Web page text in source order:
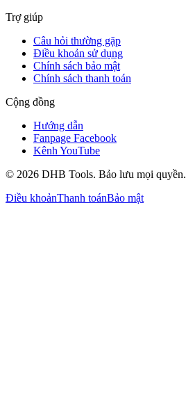
Trợ giúp
Câu hỏi thường gặp
Điều khoản sử dụng
Chính sách bảo mật
Chính sách thanh toán
Cộng đồng
Hướng dẫn
Fanpage Facebook
Kênh YouTube
© 2026 DHB Tools. Bảo lưu mọi quyền.
Điều khoảnThanh toánBảo mật